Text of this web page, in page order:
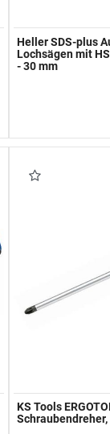
Heller SDS-plus
Lochsägen mit
- 30 mm
KS Tools